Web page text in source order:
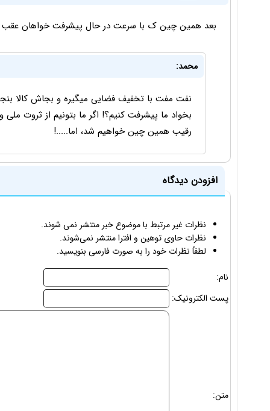
بعد همین چین ک با سرعت در حال پیشرفت خواهان عقب
محمد:
نفت مفت با تخفیف فضایی میگیره و بجاش کالا
رقیب همین چین خواهیم شد، اما.....!
افزودن دیدگاه
نظرات غیر مرتبط با موضوع خبر منتشر نمی شوند.
نظرات حاوی توهین و افترا منتشر نمی‌شوند.
لطفاً نظرات خود را به صورت فارسی بنویسید.
نام:
پست الکترونیک:
متن: